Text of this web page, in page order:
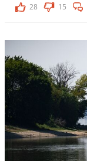
28
15